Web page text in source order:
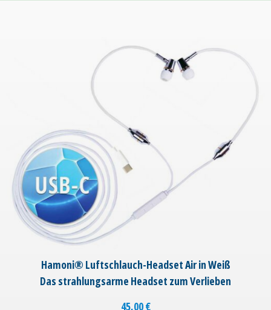
Hamoni® Luftschlauch-Headset Air in Weiß
Das strahlungsarme Headset zum Verlieben
45,00€